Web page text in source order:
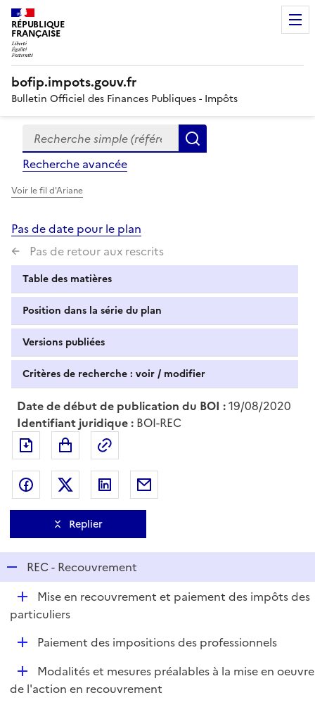
RÉPUBLIQUE
FRANÇAISE
bofip.impots.gouv.fr
Bulletin Officiel des Finances Publiques - Impôts
Formulaire
de
recherche
Recherche simple (références, mots clés, partie du
Recherche avancée
Voir le fil d'Ariane
Pas de date pour le plan
Pas de retour aux rescrits
Table des matières
Position dans la série du plan
Versions publiées
Critères de recherche : voir / modifier
Date de début de publication du BOI :19/08/2020
Identifiant juridique : BOI-REC
Exporter le document au format pdf
Partager sur Facebook
Partager sur Twitter
Partager sur LinkedIn
Replier
e
p
l
i
e
r
REC - Recouvrement
D
é
e
r
Mise en recouvrement et paiement des impôts des
particuliers
D
l
Paiement des impositions des professionnels
D
é
Modalités et mesures préalables à la mise en oeuvre
de l'action en recouvrement